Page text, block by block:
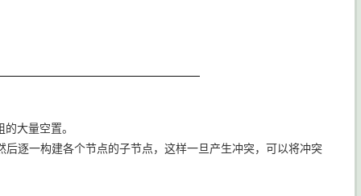
大量空置。
逐一构建各个节点的子节点，这样一旦产生冲突，可以将冲突